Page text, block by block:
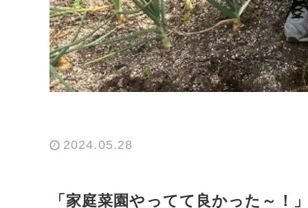
2024.05.28
「家庭菜園やってて良かった～！